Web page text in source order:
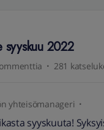
syyskuu 2022
281
yhteisömanageri
syyskuuta!